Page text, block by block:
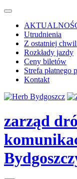
Utrudnienia
Z ostatniej
Rozkłady jazdy
Ceny biletów
Strefa płatnego
Kontakt
zarząd